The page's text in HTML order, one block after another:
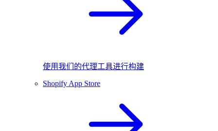
使用我们的代理工具进行构建
Shopify App Store